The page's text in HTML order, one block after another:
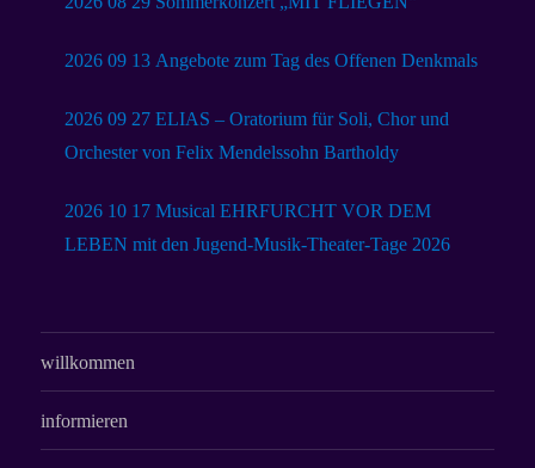
2026 09 13 Angebote zum Tag des Offenen Denkmals
2026 09 27 ELIAS – Oratorium für Soli, Chor und
Orchester von Felix Mendelssohn Bartholdy
2026 10 17 Musical EHRFURCHT VOR DEM
LEBEN mit den Jugend-Musik-Theater-Tage 2026
willkommen
informieren